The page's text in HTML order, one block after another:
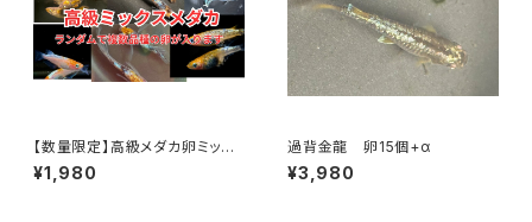
【数量限定】高級メダカ卵ミック
ス20個以上（ランダムで複数品
種の卵を一つのパックでお届け）
¥1,980
過背金龍 卵15個+α
¥3,980